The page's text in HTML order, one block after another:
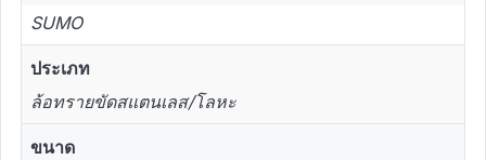
SUMO
ประเภท
ล้อทรายขัดสแตนเลส/โลหะ
ขนาด